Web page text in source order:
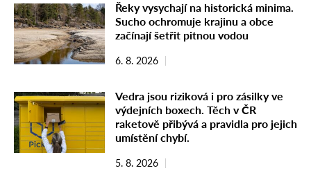
Řeky vysychají na historická minima.
Sucho ochromuje krajinu a obce
začínají šetřit pitnou vodou
6. 8. 2026
Vedra jsou riziková i pro zásilky ve
výdejních boxech. Těch v ČR
raketově přibývá a pravidla pro jejich
umístění chybí.
5. 8. 2026